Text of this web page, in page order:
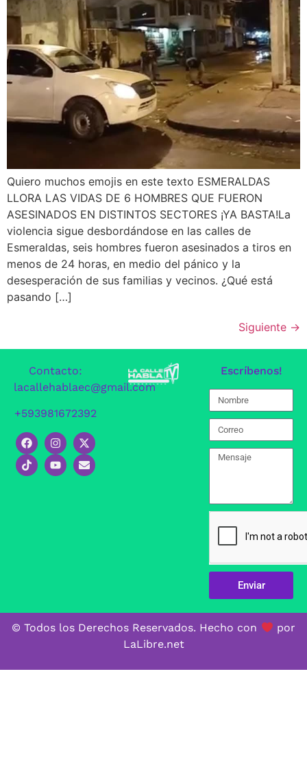
Quiero muchos emojis en este texto ESMERALDAS
LLORA LAS VIDAS DE 6 HOMBRES QUE FUERON
ASESINADOS EN DISTINTOS SECTORES ¡YA BASTA!La
violencia sigue desbordándose en las calles de
Esmeraldas, seis hombres fueron asesinados a tiros en
menos de 24 horas, en medio del pánico y la
desesperación de sus familias y vecinos. ¿Qué está
pasando […]
Siguiente →
Contacto:
lacallehablaec@gmail.com
+593981672392
Escríbenos!
Enviar
© Todos los Derechos Reservados. Hecho con
por
LaLibre.net